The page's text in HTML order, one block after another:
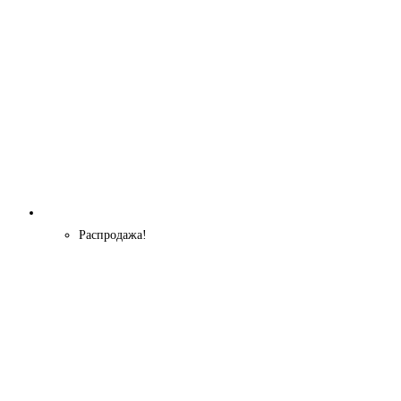
Распродажа!